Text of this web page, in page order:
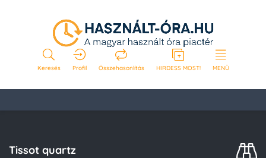
Keresés Profil Összehasonlítás HIRDESS MOST! MENÜ
Tissot quartz